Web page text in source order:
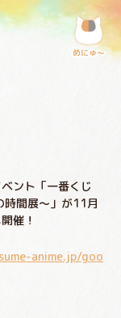
めにゅ〜
ント「一番くじ
時間展～」が11月
催！
anime.jp/goo